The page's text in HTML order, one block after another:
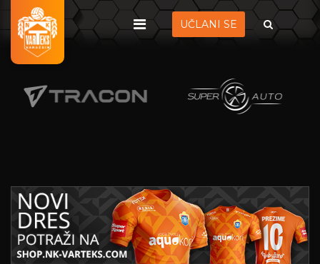
UČLANI SE